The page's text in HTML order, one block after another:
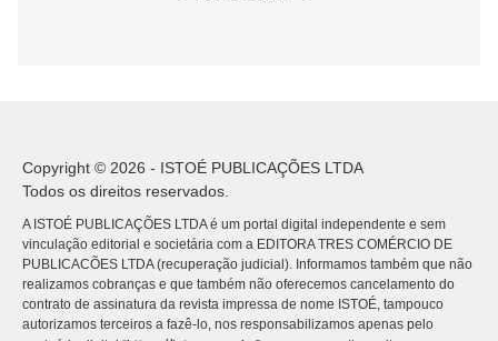
Copyright © 2026 - ISTOÉ PUBLICAÇÕES LTDA
Todos os direitos reservados.
A ISTOÉ PUBLICAÇÕES LTDA é um portal digital independente e sem
vinculação editorial e societária com a EDITORA TRES COMÉRCIO DE
PUBLICACÕES LTDA (recuperação judicial). Informamos também que não
realizamos cobranças e que também não oferecemos cancelamento do
contrato de assinatura da revista impressa de nome ISTOÉ, tampouco
autorizamos terceiros a fazê-lo, nos responsabilizamos apenas pelo